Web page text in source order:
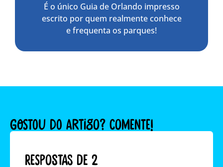
É o único Guia de Orlando impresso
escrito por quem realmente conhece
e frequenta os parques!
GOSTOU DO ARTIGO? COMENTE!
Respostas de 2